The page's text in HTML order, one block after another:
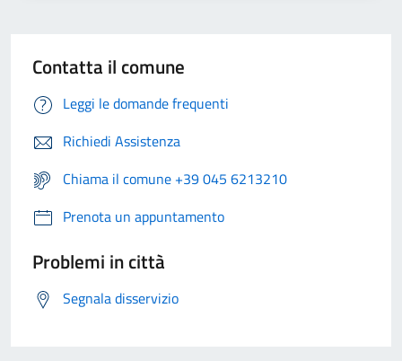
Contatta il comune
Leggi le domande frequenti
Richiedi Assistenza
Chiama il comune +39 045 6213210
Prenota un appuntamento
Problemi in città
Segnala disservizio